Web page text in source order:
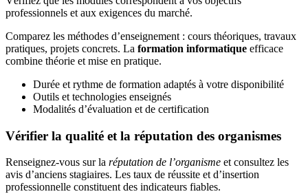
professionnels et aux exigences du marché.
Comparez les méthodes d’enseignement : cours théoriques, travaux
pratiques, projets concrets. La formation informatique efficace
combine théorie et mise en pratique.
Durée et rythme de formation adaptés à votre disponibilité
Outils et technologies enseignés
Modalités d’évaluation et de certification
Vérifier la qualité et la réputation des organismes
Renseignez-vous sur la réputation de l’organisme et consultez les
avis d’anciens stagiaires. Les taux de réussite et d’insertion
professionnelle constituent des indicateurs fiables.